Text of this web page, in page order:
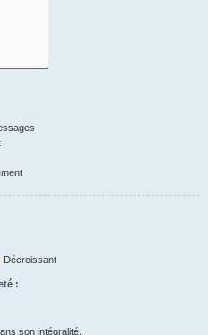
Décroissant
:
son intégralité.